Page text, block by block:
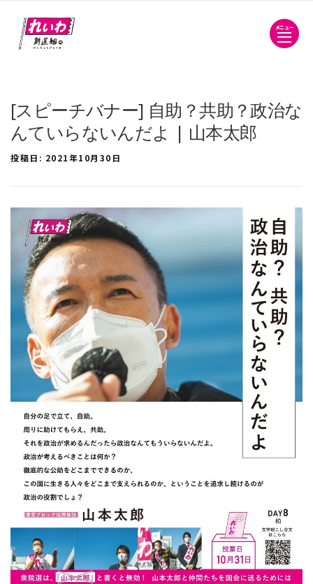
メニュー
[スピーチバナー] 自助？共助？政治な
んていらないんだよ | 山本太郎
投稿日: 2021年10月30日